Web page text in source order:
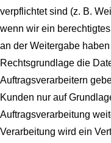
verpflichtet sind (z. B.
wenn wir ein
an der Weitergabe
Rechtsgrundlage die
Auftragsverarbeitern
Kunden nur auf
Auftragsverarbeitung
Verarbeitung wird ein